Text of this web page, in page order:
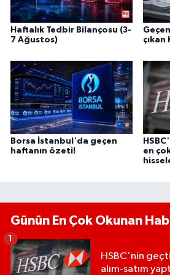
Haftalık Tedbir Bilançosu (3-
7 Ağustos)
çıkan
Borsa İstanbul'da geçen
haftanın özeti!
en
Günün En Çok Okunan
HSBC'nin
alım-satım
1